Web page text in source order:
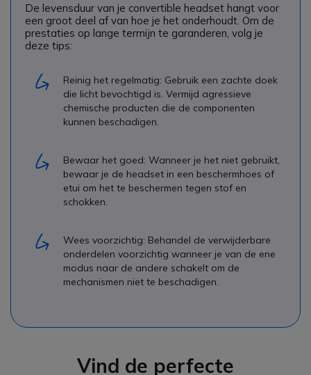
De levensduur van je convertible headset hangt voor
een groot deel af van hoe je het onderhoudt. Om de
prestaties op lange termijn te garanderen, volg je
deze tips:
Reinig het regelmatig: Gebruik een zachte doek
die licht bevochtigd is. Vermijd agressieve
chemische producten die de componenten
kunnen beschadigen.
Bewaar het goed: Wanneer je het niet gebruikt,
bewaar je de headset in een beschermhoes of
etui om het te beschermen tegen stof en
schokken.
Wees voorzichtig: Behandel de verwijderbare
onderdelen voorzichtig wanneer je van de ene
modus naar de andere schakelt om de
mechanismen niet te beschadigen.
Vind de perfecte